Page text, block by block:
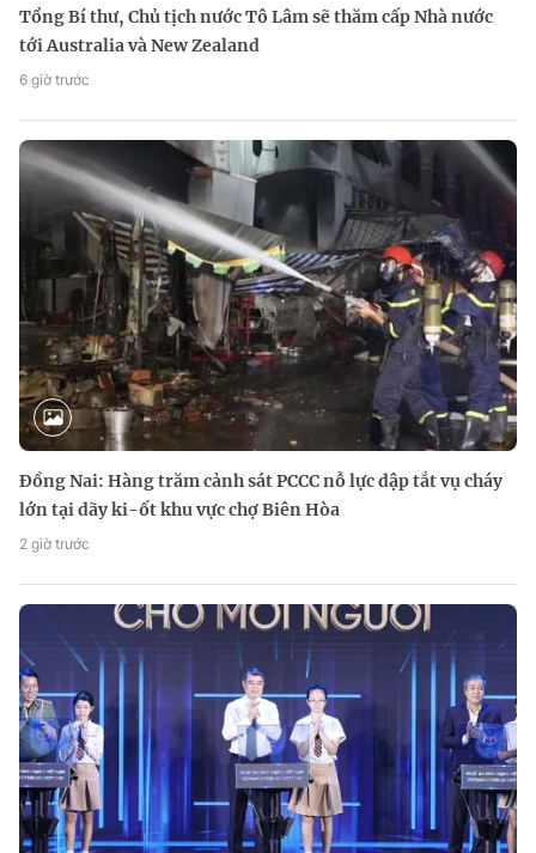
Tổng Bí thư, Chủ tịch nước Tô Lâm sẽ thăm cấp Nhà nước
tới Australia và New Zealand
6 giờ trước
Đồng Nai: Hàng trăm cảnh sát PCCC nỗ lực dập tắt vụ cháy
lớn tại dãy ki-ốt khu vực chợ Biên Hòa
2 giờ trước